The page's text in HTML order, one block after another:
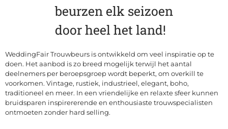
WeddingFair Trouwbeurs is ontwikkeld om veel inspiratie op te
doen. Het aanbod is zo breed mogelijk terwijl het aantal
deelnemers per beroepsgroep wordt beperkt, om overkill te
voorkomen. Vintage, rustiek, industrieel, elegant, boho,
traditioneel en meer. In een vriendelijke en relaxte sfeer kunnen
bruidsparen inspirererende en enthousiaste trouwspecialisten
ontmoeten zonder hard selling.
beurzen elk seizoen
door heel het land!